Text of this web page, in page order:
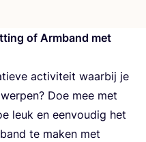
of Arm­band met
acti­vi­teit waar­bij je
Doe mee met
leuk en een­vou­dig het
te maken met